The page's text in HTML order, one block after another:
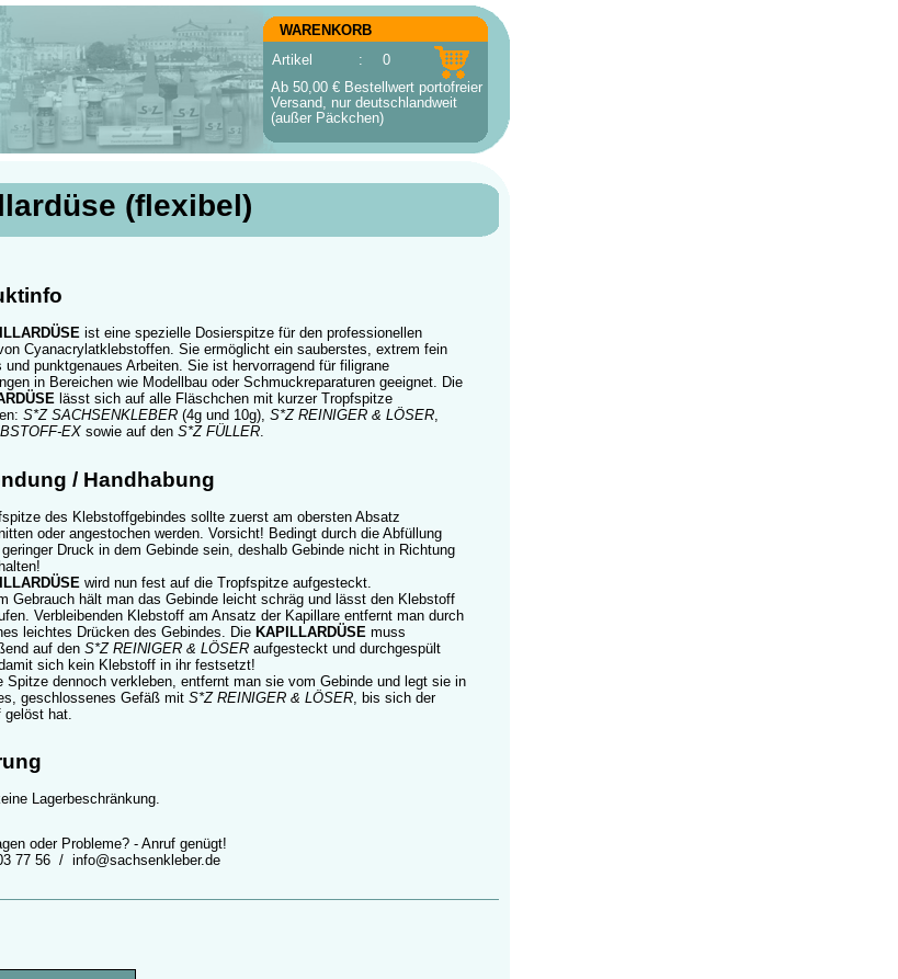
WARENKORB
Artikel
: 0
Ab 50,00 € Bestellwert portofreier
Versand, nur deutschlandweit
(außer Päckchen)
(flexibel)
ist eine spezielle Dosierspitze für den professionellen
Cyanacrylatklebstoffen. Sie ermöglicht ein sauberstes, extrem fein
und punktgenaues Arbeiten. Sie ist hervorragend für filigrane
in Bereichen wie Modellbau oder Schmuckreparaturen geeignet. Die
lässt sich auf alle Fläschchen mit kurzer Tropfspitze
S*Z SACHSENKLEBER (4g und 10g),S*Z REINIGER & LÖSER,
EX sowie auf denS*Z FÜLLER.
/ Handhabung
des Klebstoffgebindes sollte zuerst am obersten Absatz
oder angestochen werden. Vorsicht! Bedingt durch die Abfüllung
Druck in dem Gebinde sein, deshalb Gebinde nicht in Richtung
wird nun fest auf die Tropfspitze aufgesteckt.
Gebrauch hält man das Gebinde leicht schräg und lässt den Klebstoff
Verbleibenden Klebstoff am Ansatz der Kapillare entfernt man durch
leichtes Drücken des Gebindes. DieKAPILLARDÜSE muss
auf denS*Z REINIGER & LÖSER aufgesteckt und durchgespült
sich kein Klebstoff in ihr festsetzt!
Spitze dennoch verkleben, entfernt man sie vom Gebinde und legt sie in
geschlossenes Gefäß mitS*Z REINIGER & LÖSER , bis sich der
hat.
Lagerbeschränkung.
oder Probleme? - Anruf genügt!
77 56 /info@sachsenkleber.de